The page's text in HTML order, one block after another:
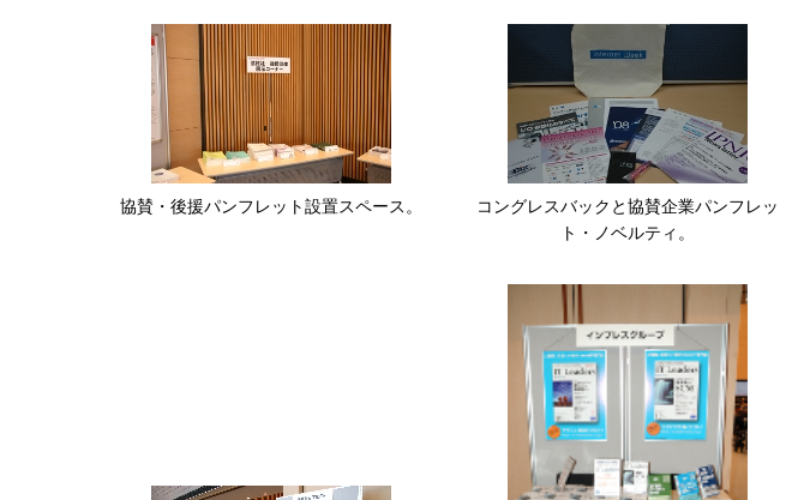
協賛・後援パンフレット設置スペース。
コングレスバックと協賛企業パンフレッ
ト・ノベルティ。